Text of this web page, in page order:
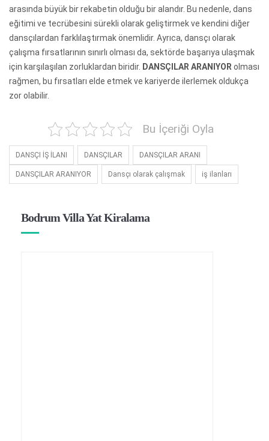
arasında büyük bir rekabetin olduğu bir alandır. Bu nedenle, dans
eğitimi ve tecrübesini sürekli olarak geliştirmek ve kendini diğer
dansçılardan farklılaştırmak önemlidir. Ayrıca, dansçı olarak
çalışma fırsatlarının sınırlı olması da, sektörde başarıya ulaşmak
için karşılaşılan zorluklardan biridir. DANSÇILAR ARANIYOR olması
rağmen, bu fırsatları elde etmek ve kariyerde ilerlemek oldukça
zor olabilir.
Bu İçeriği Oyla
DANSÇI İŞ İLANI DANSÇILAR DANSÇILAR ARANI
DANSÇILAR ARANIYOR Dansçı olarak çalışmak iş ilanları
Bodrum Villa Yat Kiralama